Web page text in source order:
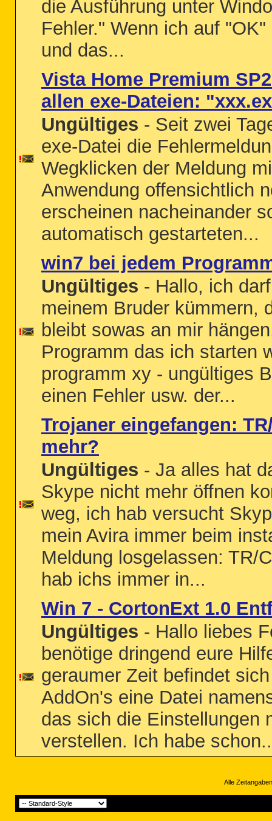
die Ausführung unter
Fehler." Wenn ich auf
und das...
Vista Home Premium
allen exe-Dateien:
Ungültiges - Seit zwei
exe-Datei die
Wegklicken der Meldung
Anwendung offensichtlich
erscheinen nacheinander
automatisch gestarteten...
win7 bei jedem
Ungültiges - Hallo, ich
meinem Bruder kümmern,
bleibt sowas an mir
Programm das ich starten
programm xy - ungültiges
einen Fehler usw. der...
Trojaner eingefangen:
mehr?
Ungültiges - Ja alles hat
Skype nicht mehr öffnen
weg, ich hab versucht
mein Avira immer beim
Meldung losgelassen: TR/
hab ichs immer in...
Win 7 - CortonExt 1.0
Ungültiges - Hallo liebes
benötige dringend eure
geraumer Zeit befindet
AddOn's eine Datei
das sich die Einstellungen
verstellen. Ich habe
Alle